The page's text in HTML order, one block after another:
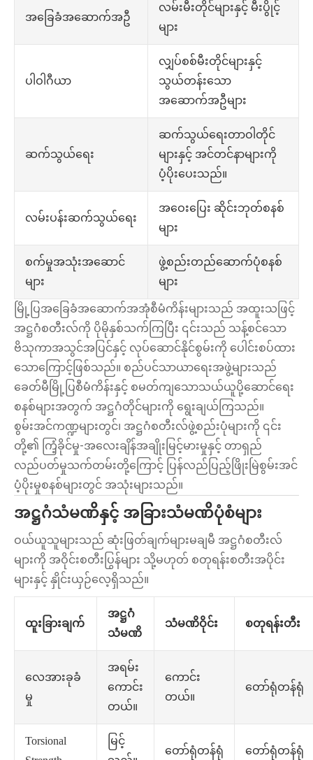
အခြေခံအဆောက်အဦ
လမ်းမီးတိုင်များနှင့် မီးပွိုင့်
များ
ပါဝါဂီယာ
လျှပ်စစ်မီးတိုင်များနှင့်
သွယ်တန်းသော
အဆောက်အဦများ
ဆက်သွယ်ရေး
ဆက်သွယ်ရေးတာဝါတိုင်
များနှင့် အင်တင်နာများကို
ပံ့ပိုးပေးသည်။
လမ်းပန်းဆက်သွယ်ရေး
အဝေးပြေး ဆိုင်းဘုတ်စနစ်
များ
စက်မှုအသုံးအဆောင်
များ
ဖွဲ့စည်းတည်ဆောက်ပုံစနစ်
များ
မြို့ပြအခြေခံအဆောက်အအုံစီမံကိန်းများသည် အထူးသဖြင့်
အဋ္ဌဂံစတီးလ်ကို ပိုမိုနှစ်သက်ကြပြီး ၎င်းသည် သန့်စင်သော
ဗိသုကာအသွင်အပြင်နှင့် လုပ်ဆောင်နိုင်စွမ်းကို ပေါင်းစပ်ထား
သောကြောင့်ဖြစ်သည်။ စည်ပင်သာယာရေးအဖွဲ့များသည်
ခေတ်မီမြို့ပြစီမံကိန်းနှင့် စမတ်ကျသောသယ်ယူပို့ဆောင်ရေး
စနစ်များအတွက် အဋ္ဌဂံတိုင်များကို ရွေးချယ်ကြသည်။
စွမ်းအင်ကဏ္ဍများတွင်၊ အဋ္ဌဂံစတီးလ်ဖွဲ့စည်းပုံများကို ၎င်း
တို့၏ ကြံ့ခိုင်မှု-အလေးချိန်အချိုးမြင့်မားမှုနှင့် တာရှည်
လည်ပတ်မှုသက်တမ်းတို့ကြောင့် ပြန်လည်ပြည့်ဖြိုးမြဲစွမ်းအင်
ပံ့ပိုးမှုစနစ်များတွင် အသုံးများသည်။
အဋ္ဌဂံသံမဏိနှင့် အခြားသံမဏိပုံစံများ
ဝယ်ယူသူများသည် ဆုံးဖြတ်ချက်များမချမီ အဋ္ဌဂံစတီးလ်
များကို အဝိုင်းစတီးပြွန်များ သို့မဟုတ် စတုရန်းစတီးအပိုင်း
များနှင့် နှိုင်းယှဉ်လေ့ရှိသည်။
ထူးခြားချက်
အဋ္ဌဂံ
သံမဏိ
သံမဏိဝိုင်း စတုရန်းတီး
လေအားခုခံ
မှု
အရမ်း
ကောင်း
တယ်။
ကောင်း
တယ်။
တော်ရုံတန်ရုံ
Torsional
မြင့်
တော်ရုံတန်ရုံ တော်ရုံတန်ရုံ